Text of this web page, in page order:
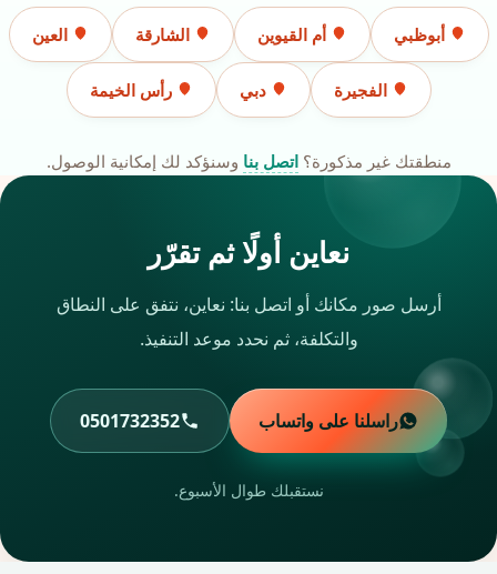
أبوظبي أم القيوين الشارقة العين
الفجيرة دبي رأس الخيمة
منطقتك غير مذكورة؟اتصل بنا وسنؤكد لك إمكانية الوصول.
نعاين أولًا ثم تقرّر
أرسل صور مكانك أو اتصل بنا: نعاين، نتفق على النطاق
والتكلفة، ثم نحدد موعد التنفيذ.
راسلنا على واتساب 0501732352
نستقبلك طوال الأسبوع.